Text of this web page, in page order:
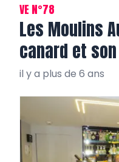
VE N°78
Les Moulins
canard et
il y a plus de 6 ans